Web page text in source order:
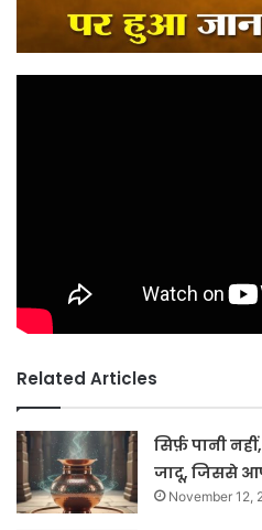
Related Articles
सिर्फ़ पानी
जादू, जिससे
November 12,